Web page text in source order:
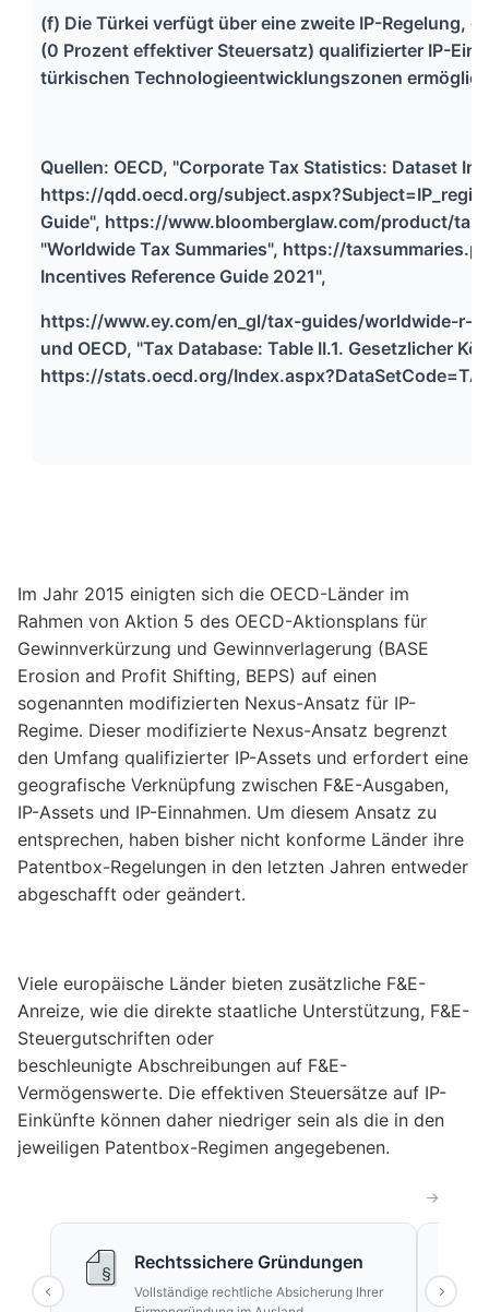
(f) Die Türkei verfügt über eine zweite IP-Regelung,
(0 Prozent effektiver Steuersatz) qualifizierter IP-
türkischen Technologieentwicklungszonen
Quellen: OECD, "Corporate Tax Statistics: Dataset
https://qdd.oecd.org/
Guide", https://www.bloomberglaw.com/product/
"Worldwide Tax Summaries", https://
Incentives Reference Guide 2021",
https://www.ey.com/en_gl/tax-guides/worldwide-r-
und OECD, "Tax Database: Table II.1. Gesetzlicher
https://stats.oecd.org/
Im Jahr 2015 einigten sich die OECD-Länder im
Rahmen von Aktion 5 des OECD-Aktionsplans für
Gewinnverkürzung und Gewinnverlagerung (BASE
Erosion and Profit Shifting, BEPS) auf einen
sogenannten modifizierten Nexus-Ansatz für IP-
Regime. Dieser modifizierte Nexus-Ansatz begrenzt
den Umfang qualifizierter IP-Assets und erfordert eine
geografische Verknüpfung zwischen F&E-Ausgaben,
IP-Assets und IP-Einnahmen. Um diesem Ansatz zu
entsprechen, haben bisher nicht konforme Länder ihre
Patentbox-Regelungen in den letzten Jahren entweder
abgeschafft oder geändert.
Viele europäische Länder bieten zusätzliche F&E-
Anreize, wie die direkte staatliche Unterstützung, F&E-
Steuergutschriften oder
beschleunigte Abschreibungen auf F&E-
Vermögenswerte. Die effektiven Steuersätze auf IP-
Einkünfte können daher niedriger sein als die in den
jeweiligen Patentbox-Regimen angegebenen.
Rechtssichere Gründungen
Vollständige rechtliche Absicherung Ihrer